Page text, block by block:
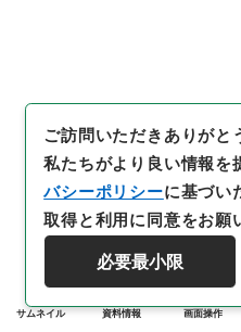
サムネイル 資料情報 画面操作
ご訪問いただきありがと
私たちがより良い情報を
バシーポリシーに基づい
取得と利用に同意をお願
必要最小限